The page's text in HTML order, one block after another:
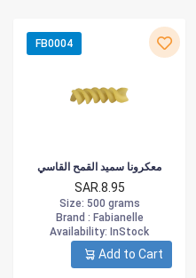
FB0004
معكرونا سميد القمح القاسي
SAR.8.95
Size: 500 grams
Brand : Fabianelle
Availability: InStock
Add to Cart